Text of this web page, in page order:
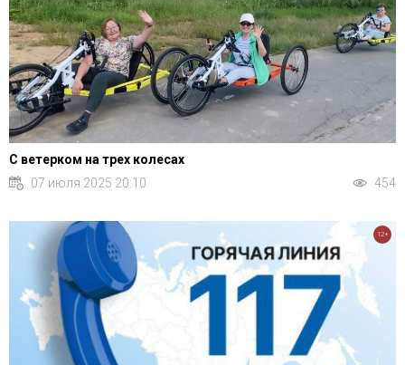
С ветерком на трех колесах
07 июля 2025 20:10
454
12+